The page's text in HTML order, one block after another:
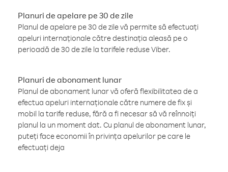
Planuri de apelare pe 30 de zile
Planul de apelare pe 30 de zile vă permite să efectuați
apeluri internaționale către destinația aleasă pe o
perioadă de 30 de zile la tarifele reduse Viber.
Planuri de abonament lunar
Planul de abonament lunar vă oferă flexibilitatea de a
efectua apeluri internaționale către numere de fix și
mobil la tarife reduse, fără a fi necesar să vă reînnoiți
planul la un moment dat. Cu planul de abonament lunar,
puteți face economii în privința apelurilor pe care le
efectuați deja